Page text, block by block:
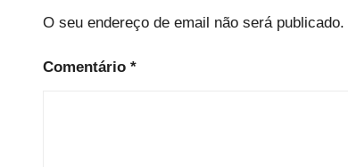
O seu endereço de email não será publicado.
Comentário *